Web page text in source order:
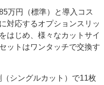
万円（標準）と導入コス
対応するオプションスリッ
はじめ、様々なカットサイ
ットはワンタッチで交換す
シングルカット）で11枚